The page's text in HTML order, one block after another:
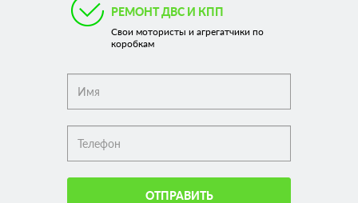
РЕМОНТ ДВС И КПП
Свои мотористы и агрегатчики по
коробкам
ОТПРАВИТЬ